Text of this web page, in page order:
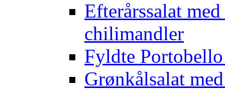
Efterårssalat
chilimandler
Fyldte
Grønkålsalat